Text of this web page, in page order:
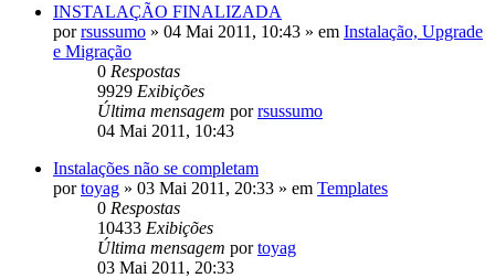
INSTALAÇÃO FINALIZADA
porrsussumo » 04 Mai 2011, 10:43 » em Instalação, Upgrade
e Migração
0 Respostas
9929 Exibições
Última mensagem porrsussumo
04 Mai 2011, 10:43
Instalações não se completam
portoyag » 03 Mai 2011, 20:33 » em Templates
0 Respostas
10433 Exibições
Última mensagem portoyag
03 Mai 2011, 20:33